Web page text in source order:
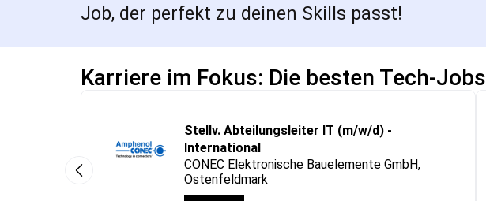
Job, der perfekt zu deinen Skills passt!
Karriere im Fokus: Die besten Tech-Jobs
Stellv. Abteilungsleiter IT (m/w/d) -
International
CONEC Elektronische Bauelemente GmbH,
Ostenfeldmark